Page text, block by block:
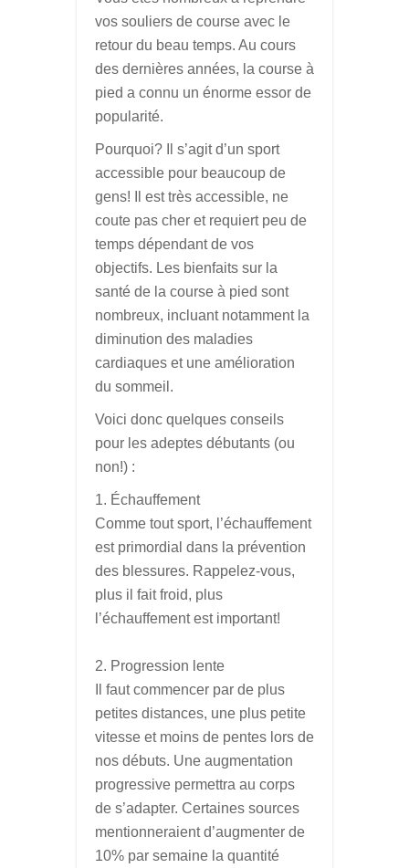
vos souliers de course avec le
retour du beau temps. Au cours
des dernières années, la course à
pied a connu un énorme essor de
popularité.
Pourquoi? Il s’agit d’un sport
accessible pour beaucoup de
gens! Il est très accessible, ne
coute pas cher et requiert peu de
temps dépendant de vos
objectifs. Les bienfaits sur la
santé de la course à pied sont
nombreux, incluant notamment la
diminution des maladies
cardiaques et une amélioration
du sommeil.
Voici donc quelques conseils
pour les adeptes débutants (ou
non!) :
Échauffement
Comme tout sport, l’échauffement
est primordial dans la prévention
des blessures. Rappelez-vous,
plus il fait froid, plus
l’échauffement est important!
Progression lente
Il faut commencer par de plus
petites distances, une plus petite
vitesse et moins de pentes lors de
nos débuts. Une augmentation
progressive permettra au corps
de s’adapter. Certaines sources
mentionneraient d’augmenter de
10% par semaine la quantité